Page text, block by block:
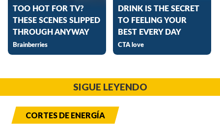
SIGUE LEYENDO
CORTES DE ENERGÍA